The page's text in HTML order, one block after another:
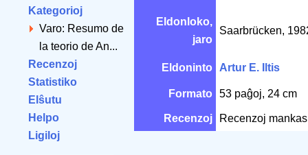
Kategorioj
Varo: Resumo de
la teorio de An...
Recenzoj
Statistiko
Elŝutu
Helpo
Ligiloj
Eldonloko,
jaro
Saarbrücken,
Eldoninto Artur E. Iltis
Formato 53 paĝoj, 24 cm
Recenzoj Recenzoj